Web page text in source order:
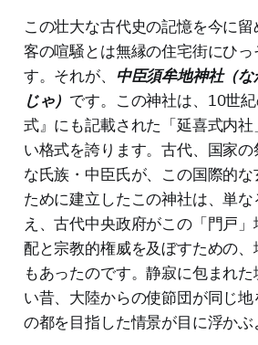
この壮大な古代史の記憶を今に
客の喧騒とは無縁の住宅街にひっ
す。それが、
中臣須牟地神社（
じゃ） です。この神社は、10世
式』にも記載された「延喜式内
い格式を誇ります。古代、国家
な氏族・中臣氏が、この国際的
ために建立したこの神社は、単
え、古代中央政府がこの「門戸
配と宗教的権威を及ぼすための
もあったのです。静寂に包まれ
い昔、大陸からの使節団が同じ
の都を目指した情景が目に浮かぶ